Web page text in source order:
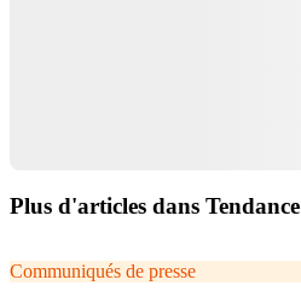
Plus d'articles dans Tendance
Communiqués de presse